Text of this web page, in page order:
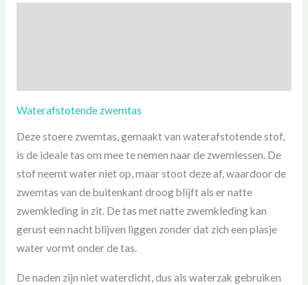
Waterafstotende zwemtas
Deze stoere zwemtas, gemaakt van waterafstotende stof,
is de ideale tas om mee te nemen naar de zwemlessen. De
stof neemt water niet op, maar stoot deze af, waardoor de
zwemtas van de buitenkant droog blijft als er natte
zwemkleding in zit. De tas met natte zwemkleding kan
gerust een nacht blijven liggen zonder dat zich een plasje
water vormt onder de tas.
De naden zijn niet waterdicht, dus als waterzak gebruiken